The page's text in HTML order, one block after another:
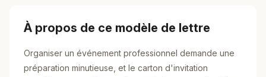
À propos de ce modèle de lettre
Organiser un événement professionnel demande une
préparation minutieuse, et le carton d'invitation